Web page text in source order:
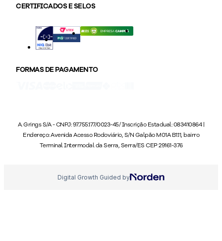
CERTIFICADOS E SELOS
FORMAS DE PAGAMENTO
A. Grings S/A - CNPJ: 97.755.177/0023-45/ Inscrição Estadual: 083410864 |
Endereço: Avenida Acesso Rodoviário, S/N Galpão M01A B1.11, bairro
Terminal Intermodal da Serra, Serra/ES CEP 29161-376
Digital Growth Guided by